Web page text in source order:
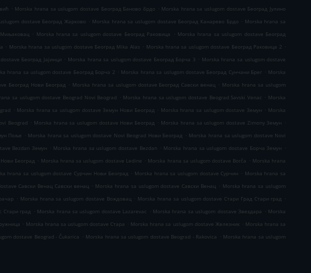
. Morska hrana sa uslugom dostave Београд Баново брдо . Morska hrana sa uslugom dostave Београд Јулино
dostave Београд Жарково . Morska hrana sa uslugom dostave Београд Канарево Брдо . Morska hrana sa
. Morska hrana sa uslugom dostave Београд Раковица . Morska hrana sa uslugom dostave Београд
. Morska hrana sa uslugom dostave Београд Mika Alas . Morska hrana sa uslugom dostave Београд Раковица 2 .
Београд Јајинци . Morska hrana sa uslugom dostave Београд Борча 3 . Morska hrana sa uslugom dostave
hrana sa uslugom dostave Београд Борча 2 . Morska hrana sa uslugom dostave Београд Сунчани Брег . Morska
Београд Нови Београд . Morska hrana sa uslugom dostave Београд Савски венац . Morska hrana sa uslugom
sa uslugom dostave Beograd Novi Beograd . Morska hrana sa uslugom dostave Beograd Savski Venac . Morska
. Morska hrana sa uslugom dostave Земун Нови Београд . Morska hrana sa uslugom dostave Земун . Morska
Beograd . Morska hrana sa uslugom dostave Нови Београд . Morska hrana sa uslugom dostave Zimony Земун .
Поље . Morska hrana sa uslugom dostave Novi Beograd Нови Београд . Morska hrana sa uslugom dostave Novi
Bezdan Земун . Morska hrana sa uslugom dostave Bezdan . Morska hrana sa uslugom dostave Борча Земун .
Београд . Morska hrana sa uslugom dostave Ledine . Morska hrana sa uslugom dostave Borča . Morska hrana
hrana sa uslugom dostave Сурчин Нови Београд . Morska hrana sa uslugom dostave Сурчин . Morska hrana sa
Савски Венац Савски венац . Morska hrana sa uslugom dostave Савски Венац . Morska hrana sa uslugom
. Morska hrana sa uslugom dostave Вождовац . Morska hrana sa uslugom dostave Стари Град Стари град .
Стари град . Morska hrana sa uslugom dostave Lazarevac . Morska hrana sa uslugom dostave Звездара . Morska
. Morska hrana sa uslugom dostave Стара . Morska hrana sa uslugom dostave Железник . Morska hrana sa
dostave Beograd - Čukarica . Morska hrana sa uslugom dostave Beograd - Rakovica . Morska hrana sa uslugom